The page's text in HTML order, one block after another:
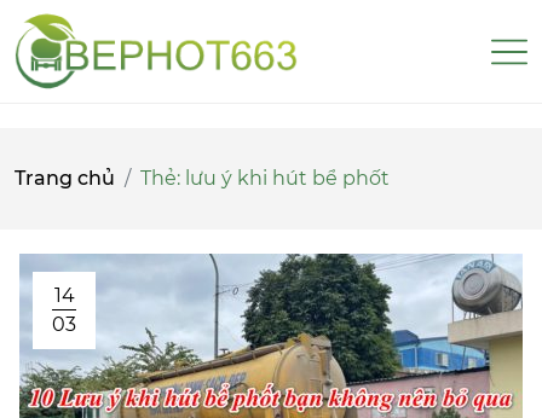
Trang chủ Thẻ: lưu ý khi hút bể phốt
14
03